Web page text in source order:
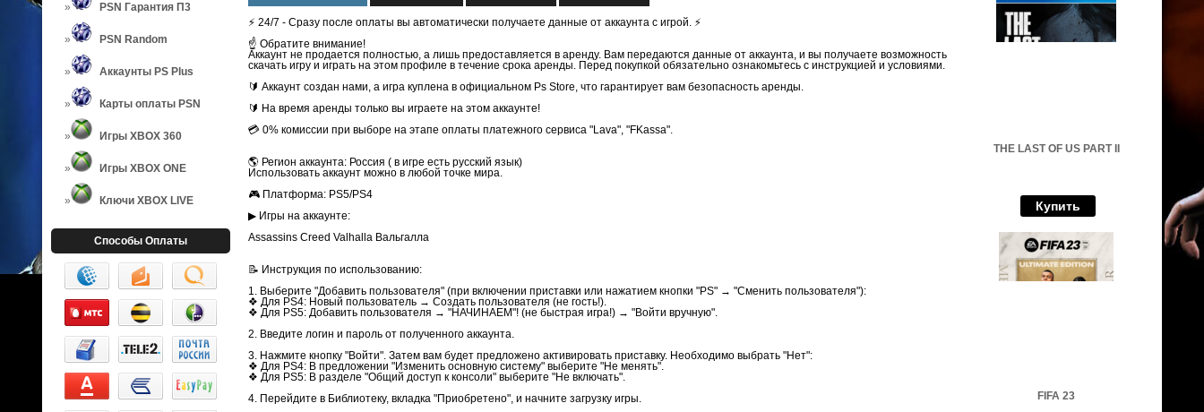
PSN Гарантия П3
PSN Random
Аккаунты PS Plus
Карты оплаты PSN
Игры XBOX 360
Игры XBOX ONE
Ключи XBOX LIVE
Способы Оплаты
THE LAST OF US PART II
Купить
FIFA 23
⚡️ 24/7 - Сразу после оплаты вы автоматически получаете данные от аккаунта с игрой. ⚡️
☝ Обратите внимание!
Аккаунт не продается полностью, а лишь предоставляется в аренду. Вам передаются данные от аккаунта, и вы получаете возможность
скачать игру и играть на этом профиле в течение срока аренды. Перед покупкой обязательно ознакомьтесь с инструкцией и условиями.
🔰 Аккаунт создан нами, а игра куплена в официальном Ps Store, что гарантирует вам безопасность аренды.
🔰 На время аренды только вы играете на этом аккаунте!
💳 0% комиссии при выборе на этапе оплаты платежного сервиса "Lava", "FKassa".
🌎 Регион аккаунта: Россия ( в игре есть русский язык)
Использовать аккаунт можно в любой точке мира.
🎮 Платформа: PS5/PS4
▶ Игры на аккаунте:
Assassins Creed Valhalla Вальгалла
📝 Инструкция по использованию:
1. Выберите "Добавить пользователя" (при включении приставки или нажатием кнопки "PS" → "Сменить пользователя"):
❖ Для PS4: Новый пользователь → Создать пользователя (не гость!).
❖ Для PS5: Добавить пользователя → "НАЧИНАЕМ"! (не быстрая игра!) → "Войти вручную".
2. Введите логин и пароль от полученного аккаунта.
3. Нажмите кнопку "Войти". Затем вам будет предложено активировать приставку. Необходимо выбрать "Нет":
❖ Для PS4: В предложении "Изменить основную систему" выберите "Не менять".
❖ Для PS5: В разделе "Общий доступ к консоли" выберите "Не включать".
4. Перейдите в Библиотеку, вкладка "Приобретено", и начните загрузку игры.